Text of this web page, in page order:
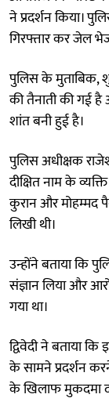
ने प्रदर्शन किया।
गिरफ्तार कर जेल
पुलिस के मुताबिक,
की तैनाती की गई है
शांत बनी हुई है।
पुलिस अधीक्षक
दीक्षित नाम के
कुरान और
लिखी थी।
उन्होंने बताया कि
संज्ञान लिया और
गया था।
द्विवेदी ने बताया
के सामने प्रदर्शन
के खिलाफ मुकदमा